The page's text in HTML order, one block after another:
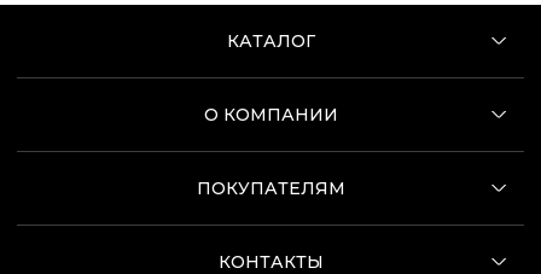
КАТАЛОГ
О КОМПАНИИ
ПОКУПАТЕЛЯМ
КОНТАКТЫ